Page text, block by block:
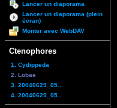
Lancer un diaporama
Lancer un diaporama (plein
écran)
Monter avec WebDAV
Ctenophores
1. Cydippeda
2. Lobae
3. 20040629_05...
4. 20040629_05...